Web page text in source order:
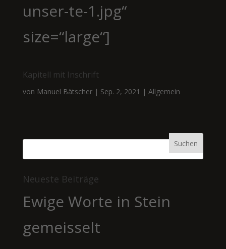
unser-te-1.jpg“
size=“large“]
Kapitell mit Inschrift
von Manuel Bätscher| Sep. 2, 2021 | Allgemein
Neueste Beiträge
Ewige Worte in Stein
gemeisselt